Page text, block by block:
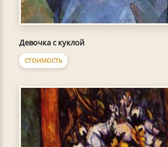
Девочка с куклой
СТОИМОСТЬ